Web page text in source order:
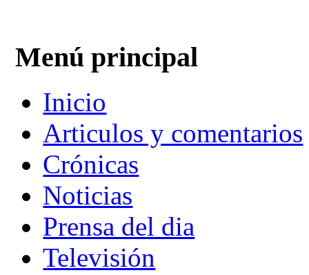
Menú principal
Inicio
Articulos y comentarios
Crónicas
Noticias
Prensa del dia
Televisión